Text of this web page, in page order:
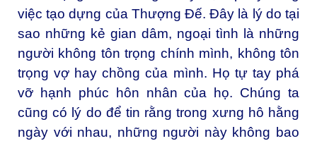
việc tạo dựng của Thượng Đế. Đây là lý do tại
sao những kẻ gian dâm, ngoại tình là những
người không tôn trọng chính mình, không tôn
trọng vợ hay chồng của mình. Họ tự tay phá
vỡ hạnh phúc hôn nhân của họ. Chúng ta
cũng có lý do để tin rằng trong xưng hô hằng
ngày với nhau, những người này không bao